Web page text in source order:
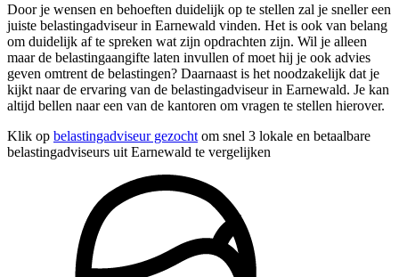
Door je wensen en behoeften duidelijk op te stellen zal je sneller een
juiste belastingadviseur in Earnewald vinden. Het is ook van belang
om duidelijk af te spreken wat zijn opdrachten zijn. Wil je alleen
maar de belastingaangifte laten invullen of moet hij je ook advies
geven omtrent de belastingen? Daarnaast is het noodzakelijk dat je
kijkt naar de ervaring van de belastingadviseur in Earnewald. Je kan
altijd bellen naar een van de kantoren om vragen te stellen hierover.
Klik op belastingadviseur gezocht om snel 3 lokale en betaalbare
belastingadviseurs uit Earnewald te vergelijken